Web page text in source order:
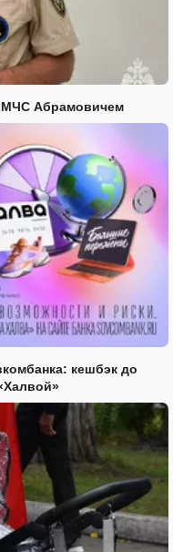
МЧС Абрамовичем
кешбэк до